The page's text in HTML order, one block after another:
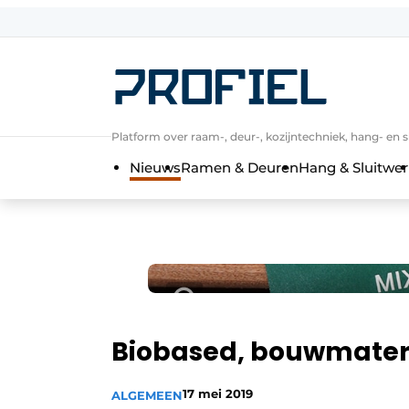
Algemene voorwaarden
Direct contact
Nieuwsbrief
Profiel | Platform over raam-,
Uitnodiging Rondetafelgesprek – 20
Platform over raam-, deur-, kozijntechniek, hang- en
NieuwsRamen & DeurenHang &
Biobased,
ALGEMEEN17 mei 2019